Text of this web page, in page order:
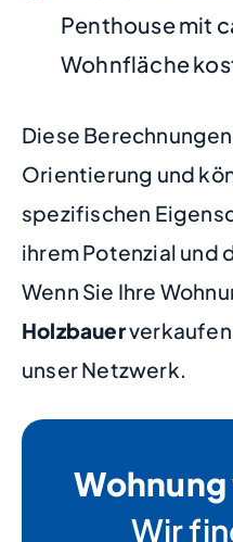
Penthouse mit
Wohnfläche
Diese
Orientierung und
spezifischen
ihrem Potenzial und
Wenn Sie Ihre
Holzbauerverkaufen
unser Netzwerk.
Wir